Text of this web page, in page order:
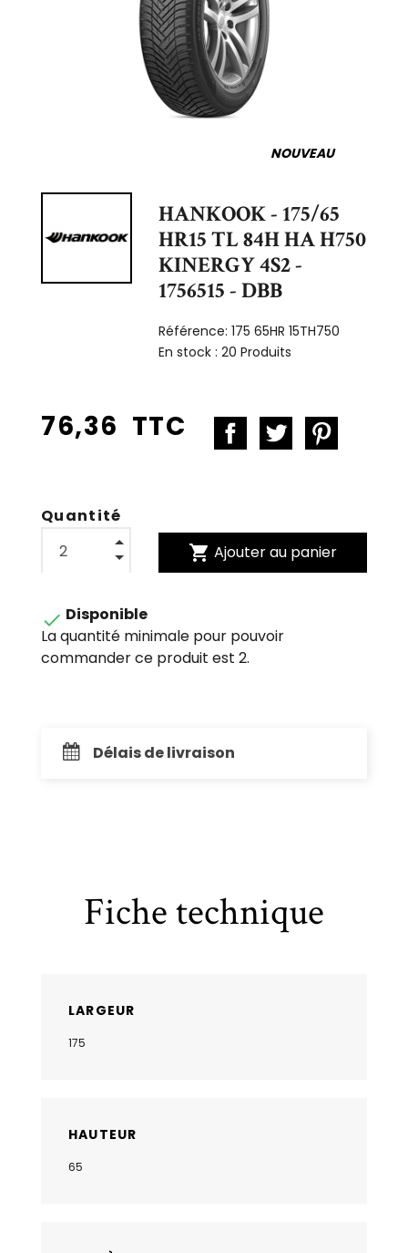
NOUVEAU
HANKOOK - 175/65
HR15 TL 84H HA H750
KINERGY 4S2 -
1756515 - DBB
Référence:175 65HR 15TH750
En stock :20 Produits
76,36 TTC
Quantité
shopping_cart Ajouter au panier
 Disponible
La quantité minimale pour pouvoir
commander ce produit est 2.
Délais de livraison
Fiche technique
LARGEUR
175
HAUTEUR
65